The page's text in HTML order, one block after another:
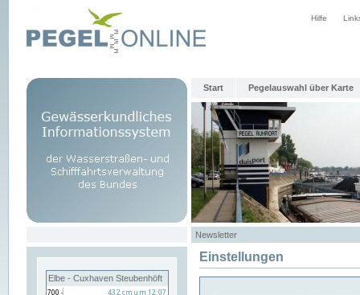
Hilfe
Start Pegelauswahl über Karte
Newsletter
Elbe - Cuxhaven Steubenhöft
Einstellungen